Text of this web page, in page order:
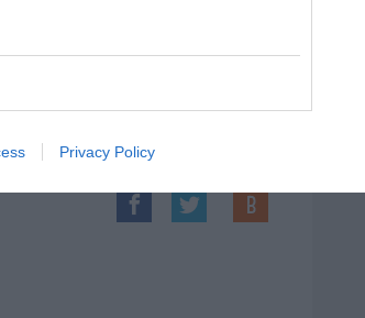
Privacy Policy
Forrás: MTI